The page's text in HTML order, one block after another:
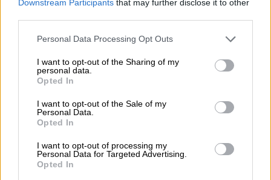
Downstream Participants that may further disclose it to other
Please note that this website/app uses one or more Google
not limited to your visit or usage behaviour. You may click to
grant or deny consent to Google and its third-party tags to
use your data for below specified purposes in below Google
consent section.
Personal Data Processing Opt Outs
I want to opt-out of the Sharing of my
personal data.
Opted In
I want to opt-out of the Sale of my
Personal Data.
Opted In
I want to opt-out of processing my
Personal Data for Targeted Advertising.
Opted In
ρόλο στη σκηνή.
ΤΡΑΓΟΥΔΙΑ ΗΜΙΤΕΛΙΚΟΥ
ΜΑΙΡΗ ΑΡΓΥΡΙΑΔΟΥ - ΣΤΑΝ
ΤΡΑΓΟΥΔΙ 1 - ΑΝΑΘΕΣΗ:
“Κιβωτός” - Ελένη Βιτάλη
Στίχοι: Ελένη Βιτάλη